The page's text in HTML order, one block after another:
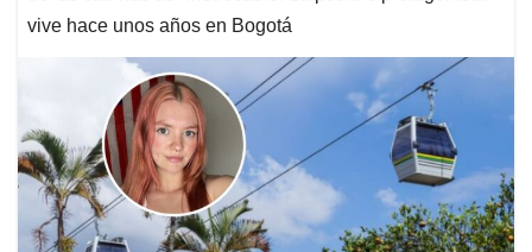
vive hace unos años en Bogotá